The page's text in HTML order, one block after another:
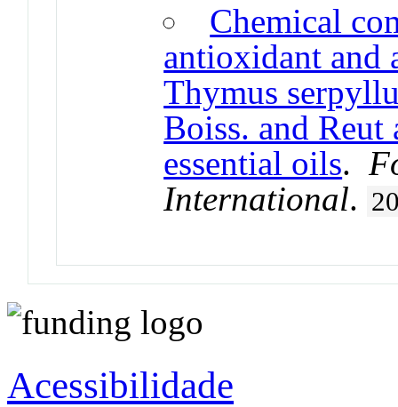
Chemical
antioxidant
Thymus
Boiss. and
essential oils.
International.
Acessibilidade